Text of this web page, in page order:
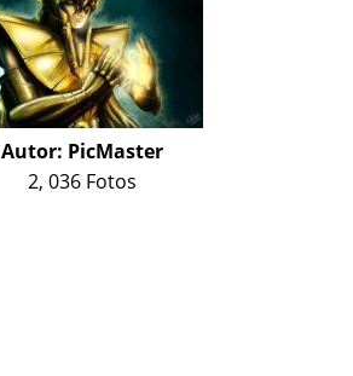
Autor: PicMaster
2, 036 Fotos